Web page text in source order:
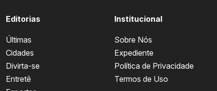
Editorias
Últimas
Cidades
Divirta-se
Entretê
Institucional
Sobre Nós
Expediente
Política de Privacidade
Termos de Uso